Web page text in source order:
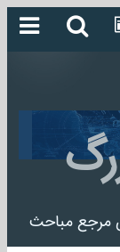
مرجع مباحث